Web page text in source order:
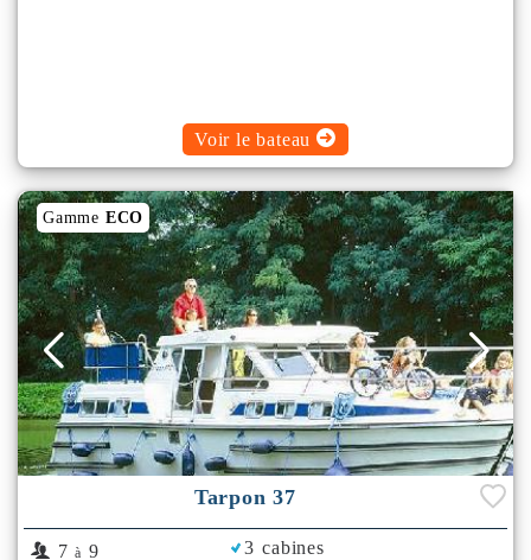
Voir le bateau
Gamme ECO
Tarpon 37
7 à 9 3 cabines